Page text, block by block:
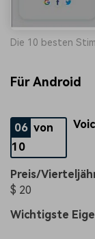
Die 10 besten
Für Android
06 von
10
Preis/
$ 20
Wichtigste